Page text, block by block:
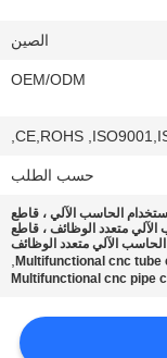
الصين
OEM/ODM
CE,ROHS
حسب الطلب
الحاسب الآلي ، قاطع
الآلي متعدد الوظائف ، قاطع
الحاسب الآلي متعدد الوظائف
Multifunctional cnc tube
,
Multifunctional cnc pipe